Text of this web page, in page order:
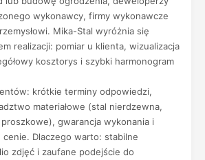
wykonawcy, firmy wykonawcze
Mika-Stal wyróżnia się
realizacji: pomiar u klienta, wizualizacja
kosztorys i szybki harmonogram
krótkie terminy odpowiedzi,
materiałowe (stal nierdzewna,
gwarancja wykonania i
cenie. Dlaczego warto: stabilne
zdjęć i zaufane podejście do